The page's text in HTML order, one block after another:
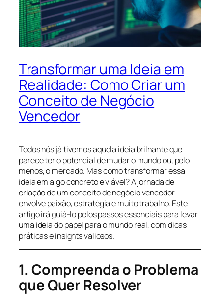
Transformar uma Ideia em
Realidade: Como Criar um
Conceito de Negócio
Vencedor
Todos nós já tivemos aquela ideia brilhante que
parece ter o potencial de mudar o mundo ou, pelo
menos, o mercado. Mas como transformar essa
ideia em algo concreto e viável? A jornada de
criação de um conceito de negócio vencedor
envolve paixão, estratégia e muito trabalho. Este
artigo irá guiá-lo pelos passos essenciais para levar
uma ideia do papel para o mundo real, com dicas
práticas e insights valiosos.
1. Compreenda o Problema
que Quer Resolver